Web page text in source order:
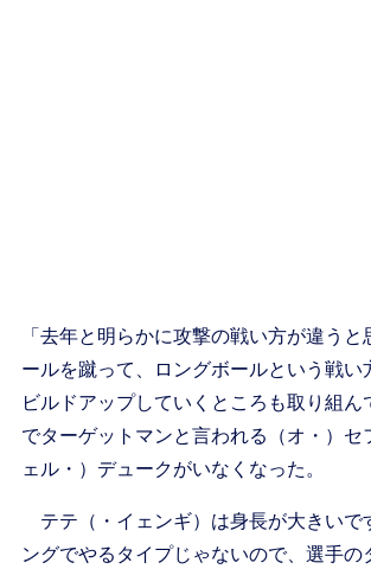
「去年と明らかに攻撃の戦い方が違うと
ールを蹴って、ロングボールという戦い
ビルドアップしていくところも取り組ん
でターゲットマンと言われる（オ・）セ
ェル・）デュークがいなくなった。
テテ（・イェンギ）は身長が大きいで
ングでやるタイプじゃないので、選手の